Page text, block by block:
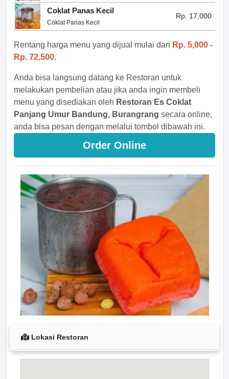
Coklat Panas Kecil
Coklat Panas Kecil
Rp. 17,000
Rentang harga menu yang dijual mulai dari Rp. 5,000 -
Rp. 72,500.
Anda bisa langsung datang ke Restoran untuk
melakukan pembelian atau jika anda ingin membeli
menu yang disediakan oleh Restoran Es Coklat
Panjang Umur Bandung, Burangrang secara online,
anda bisa pesan dengan melalui tombol dibawah ini.
Order Online
Lokasi Restoran